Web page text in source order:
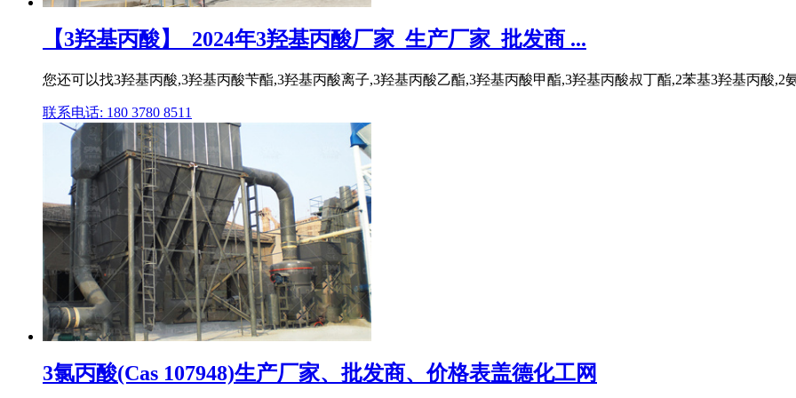
【3羟基丙酸】_2024年3羟基丙酸厂家_生产厂家_批发商 ...
您还可以找3羟基丙酸,3羟基丙酸苄酯,3羟基丙酸离子,3羟基丙酸乙酯,3羟基丙酸甲酯,3羟基丙酸叔丁酯,2苯基3羟基丙酸,2
联系电话: 180 3780 8511
3氯丙酸(Cas 107948)生产厂家、批发商、价格表盖德化工网